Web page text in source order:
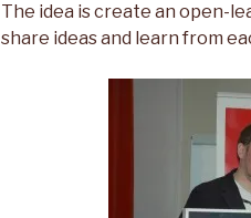
The idea is create an open-
share ideas and learn from